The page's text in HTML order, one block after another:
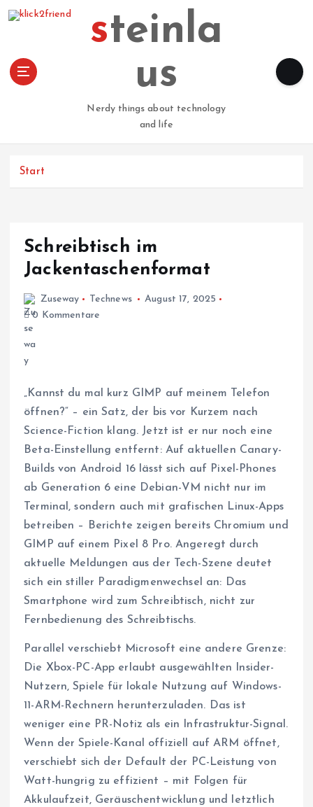
steinla
us
Nerdy things about technology
and life
Start
Schreibtisch im
Jackentaschenformat
Zuseway Technews
August 17, 2025
0 Kommentare
„Kannst du mal kurz GIMP auf meinem Telefon
öffnen?“ – ein Satz, der bis vor Kurzem nach
Science-Fiction klang. Jetzt ist er nur noch eine
Beta-Einstellung entfernt: Auf aktuellen Canary-
Builds von Android 16 lässt sich auf Pixel-Phones
ab Generation 6 eine Debian-VM nicht nur im
Terminal, sondern auch mit grafischen Linux-Apps
betreiben – Berichte zeigen bereits Chromium und
GIMP auf einem Pixel 8 Pro. Angeregt durch
aktuelle Meldungen aus der Tech-Szene deutet
sich ein stiller Paradigmenwechsel an: Das
Smartphone wird zum Schreibtisch, nicht zur
Fernbedienung des Schreibtischs.
Parallel verschiebt Microsoft eine andere Grenze:
Die Xbox-PC-App erlaubt ausgewählten Insider-
Nutzern, Spiele für lokale Nutzung auf Windows-
11-ARM-Rechnern herunterzuladen. Das ist
weniger eine PR-Notiz als ein Infrastruktur-Signal.
Wenn der Spiele-Kanal offiziell auf ARM öffnet,
verschiebt sich der Default der PC-Leistung von
Watt-hungrig zu effizient – mit Folgen für
Akkulaufzeit, Geräuschentwicklung und letztlich